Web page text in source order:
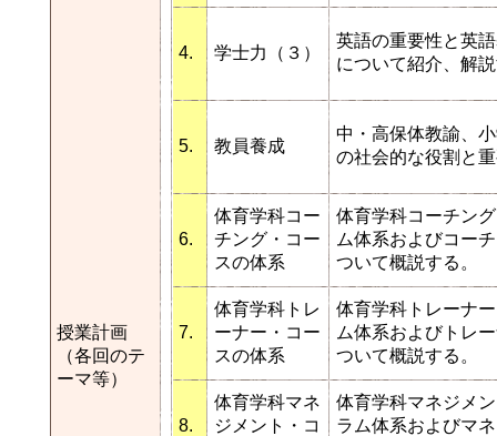
授業計画
（各回のテ
ーマ等）
4. 学士力（３）
英語の重要性と英
について紹介、解
5. 教員養成
中・高保体教諭、
の社会的な役割と
6.
体育学科コー
チング・コー
スの体系
体育学科コーチン
ム体系およびコー
ついて概説する。
7.
体育学科トレ
ーナー・コー
スの体系
体育学科トレーナ
ム体系およびトレ
ついて概説する。
8.
体育学科マネ
ジメント・コ
体育学科マネジメ
ラム体系およびマ